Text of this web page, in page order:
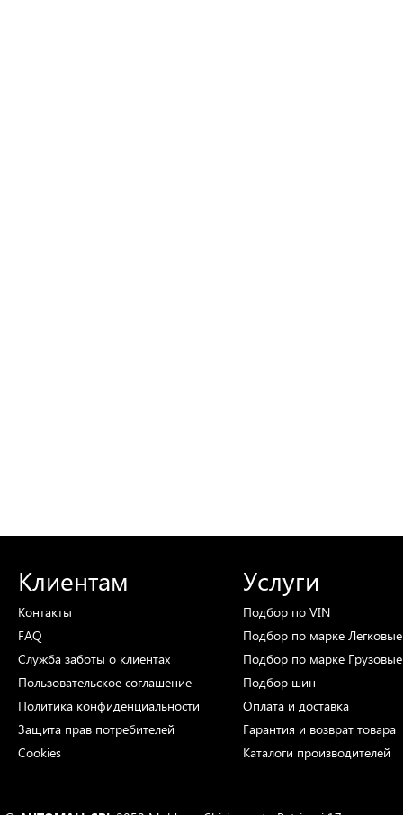
Клиентам
Контакты
FAQ
Служба заботы о клиентах
Пользовательское соглашение
Политика конфиденциальности
Защита прав потребителей
Cookies
Услуги
Подбор по VIN
Подбор по марке
Подбор по марке
Подбор шин
Оплата и доставка
Гарантия и возврат товара
Каталоги производителей